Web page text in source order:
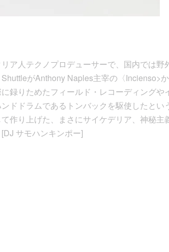
ア人テクノプロデューサーで、国内では
がAnthony Naples主宰の〈Incienso>
録りためたフィールド・レコーディング
ドドラムであるトンバックを駆使したと
作り上げた、まさにサイケデリア、神秘主
サモハンキンポー]